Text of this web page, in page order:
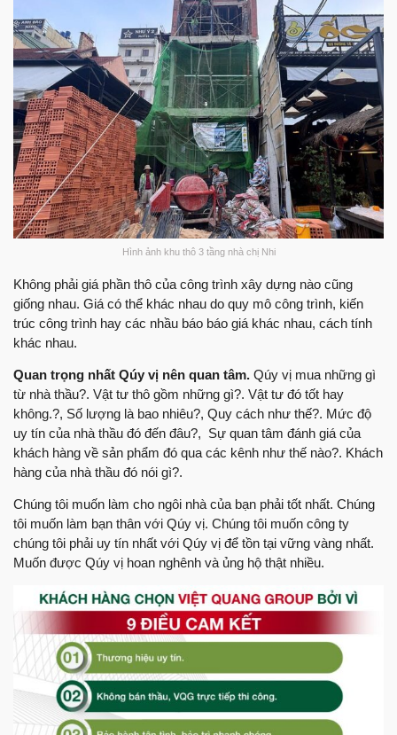
Hình ảnh khu thô 3 tầng nhà chị Nhi
Không phải giá phần thô của công trình xây dựng nào cũng
giống nhau. Giá có thể khác nhau do quy mô công trình, kiến
trúc công trình hay các nhầu báo báo giá khác nhau, cách tính
khác nhau.
Quan trọng nhất Qúy vị nên quan tâm. Qúy vị mua những gì
từ nhà thầu?. Vật tư thô gồm những gì?. Vật tư đó tốt hay
không.?, Số lượng là bao nhiêu?, Quy cách như thế?. Mức độ
uy tín của nhà thầu đó đến đâu?, Sự quan tâm đánh giá của
khách hàng về sản phẩm đó qua các kênh như thế nào?. Khách
hàng của nhà thầu đó nói gì?.
Chúng tôi muốn làm cho ngôi nhà của bạn phải tốt nhất. Chúng
tôi muốn làm bạn thân với Qúy vị. Chúng tôi muốn công ty
chúng tôi phải uy tín nhất với Qúy vị để tồn tại vững vàng nhất.
Muốn được Qúy vị hoan nghênh và ủng hộ thật nhiều.